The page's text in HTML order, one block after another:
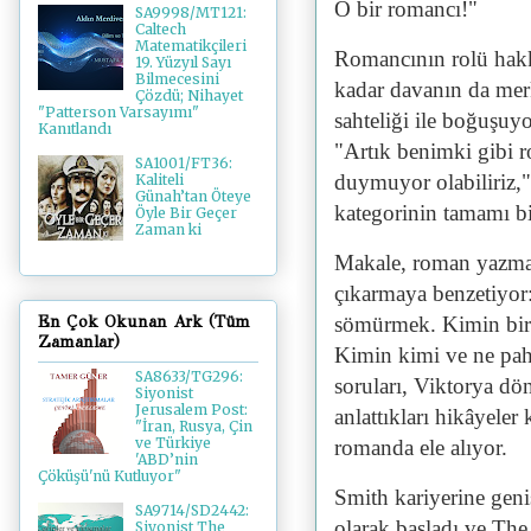
O bir romancı!"
Romancının rolü
kadar davanın da
sahteliği ile
"Artık benimki gibi
duymuyor olabiliriz,"
kategorinin tamamı
Makale, roman
çıkarmaya
sömürmek. Kimin bir
Kimin kimi ve ne
soruları, Viktorya
anlattıkları hikâyeler
romanda ele alıyor.
Smith kariyerine
SA9998/MT121:
Caltech
Matematikçileri
19. Yüzyıl Sayı
Bilmecesini
Çözdü; Nihayet
"Patterson Varsayımı"
Kanıtlandı
SA1001/FT36:
Kaliteli
Günah’tan Öteye
Öyle Bir Geçer
Zaman ki
En Çok Okunan Ark (Tüm
Zamanlar)
SA8633/TG296:
Siyonist
Jerusalem Post:
"İran, Rusya, Çin
ve Türkiye
'ABD’nin
Çöküşü'nü Kutluyor"
SA9714/SD2442:
Siyonist The